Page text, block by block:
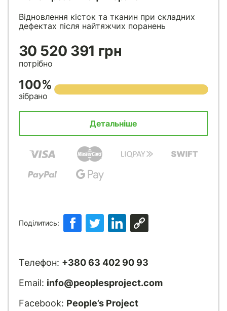
Відновлення кісток та тканин при складних
дефектах після найтяжчих поранень
30 520 391 грн
потрібно
100%
зібрано
Детальніше
Поділитись:
Телефон: +380 63 402 90 93
Email: info@peoplesproject.com
Facebook: People’s Project